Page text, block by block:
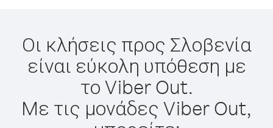
Οι κλήσεις προς Σλοβενία
είναι εύκολη υπόθεση με
το Viber Out.
Με τις μονάδες Viber Out,